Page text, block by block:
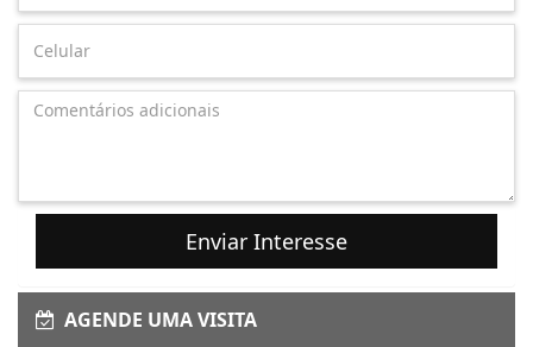
Enviar Interesse
AGENDE UMA VISITA